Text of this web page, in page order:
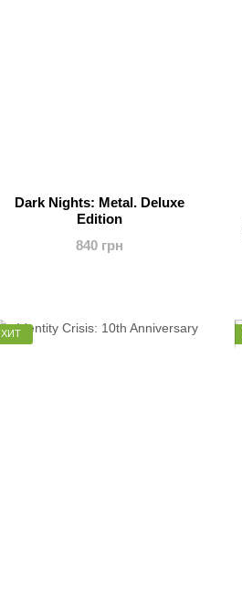
Dark Nights: Metal. Deluxe
Edition
840 грн
ХИТ